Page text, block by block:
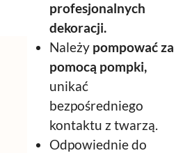
profesjonalnych
dekoracji.
Należy pompować za
pomocą pompki,
unikać
bezpośredniego
kontaktu z twarzą.
Odpowiednie do